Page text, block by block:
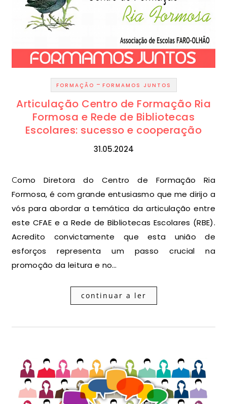
FORMAÇÃO - FORMAMOS JUNTOS
Articulação Centro de Formação Ria
Formosa e Rede de Bibliotecas
Escolares: sucesso e cooperação
31.05.2024
Como Diretora do Centro de Formação Ria
Formosa, é com grande entusiasmo que me dirijo a
vós para abordar a temática da articulação entre
este CFAE e a Rede de Bibliotecas Escolares (RBE).
Acredito convictamente que esta união de
esforços representa um passo crucial na
promoção da leitura e no…
continuar a ler